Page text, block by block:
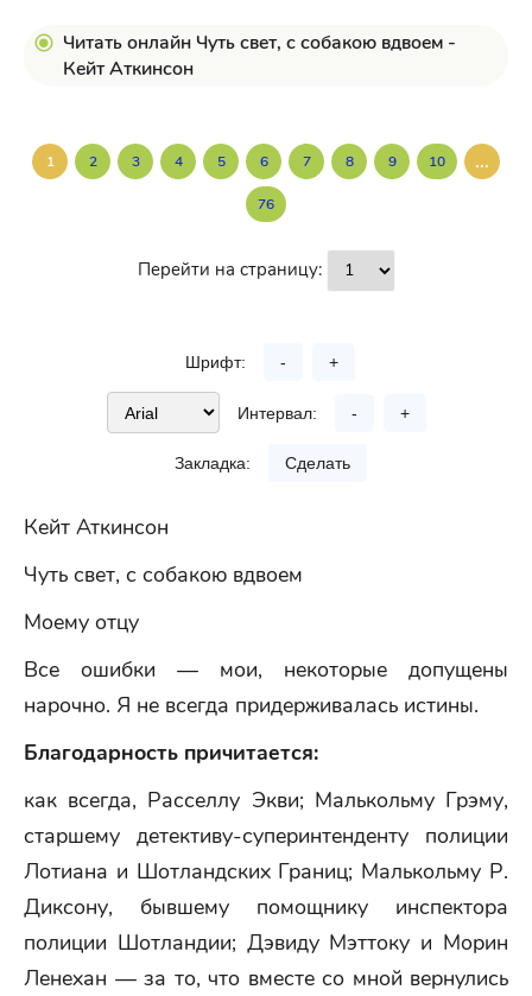
Читать онлайн Чуть свет, с собакою вдвоем -
Кейт Аткинсон
1 2 3 4 5 6 7 8 9 10 ...
76
Перейти на страницу:
Шрифт: - +
Интервал: - +
Закладка: Сделать
Кейт Аткинсон
Чуть свет, с собакою вдвоем
Моему отцу
Все ошибки — мои, некоторые допущены
нарочно. Я не всегда придерживалась истины.
Благодарность причитается:
как всегда, Расселлу Экви; Малькольму Грэму,
старшему детективу-суперинтенденту полиции
Лотиана и Шотландских Границ; Малькольму Р.
Диксону, бывшему помощнику инспектора
полиции Шотландии; Дэвиду Мэттоку и Морин
Ленехан — за то, что вместе со мной вернулись